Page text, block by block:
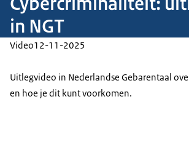
in NGT
Video12-11-2025
Uitlegvideo in Nederlandse Gebarentaal
en hoe je dit kunt voorkomen.